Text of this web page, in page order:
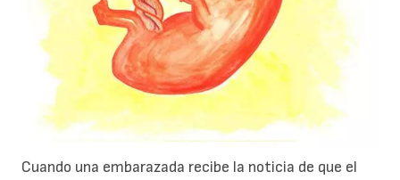
Cuando una embarazada recibe la noticia de que el